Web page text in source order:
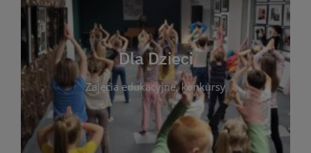
Dla Dzieci
Zajęcia edukacyjne, konkursy
czytelnikach i ich rodzicach. Znajdziesz tu
informacje o zajęciach edukacyjnych, konkursach
plastycznych i spotkaniach z autorami książek dla
dzieci. Biblioteka oferuje bogaty wybór bajek,
opowiadań i lektur szkolnych, a także przyjazny
kącik do wspólnego czytania. Pragniemy
rozbudzać miłość do książek od najmłodszych lat.
Zapraszamy do wspólnej zabawy i odkrywania